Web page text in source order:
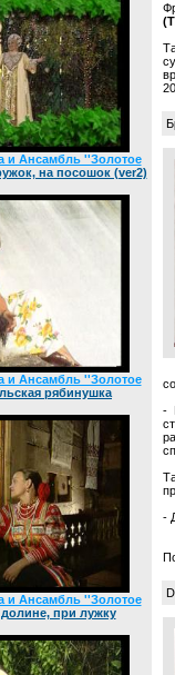
и Ансамбль ''Золотое
на посошок (ver2)
и Ансамбль ''Золотое
рябинушка
и Ансамбль ''Золотое
при лужку
-
-